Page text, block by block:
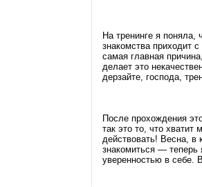
На тренинге я поняла,
знакомства приходит
самая главная
делает это
дерзайте, господа,
После прохождения
так это то, что
действовать! Весна, в
знакомиться — теперь
уверенностью в себе.